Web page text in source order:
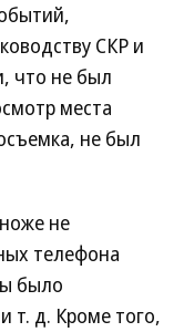
СКР и
что не был
места
не был
не
телефона
было
т. д. Кроме того,